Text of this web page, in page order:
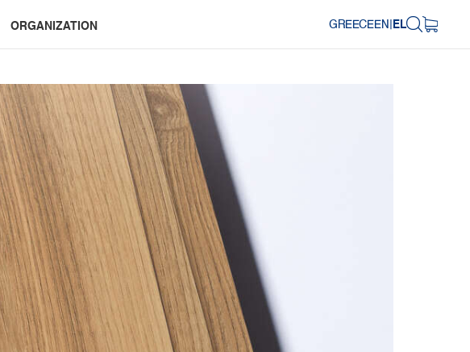
ORGANIZATION GREECEEN|EL